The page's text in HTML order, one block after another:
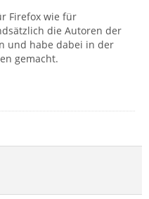
Firefox wie für
die Autoren der
und habe dabei in der
gemacht.